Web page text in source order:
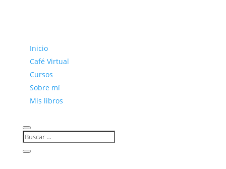
Inicio
Café Virtual
Cursos
Sobre mí
Mis libros